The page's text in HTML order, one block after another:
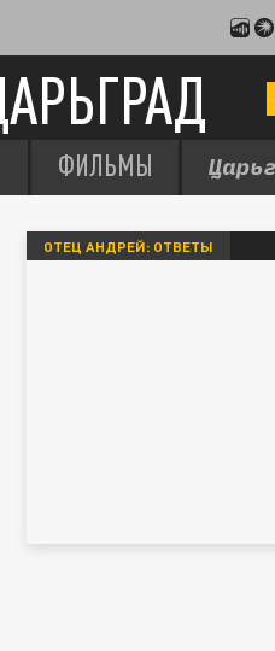
ФИЛЬМЫ
ОТЕЦ АНДРЕЙ: ОТВЕТЫ